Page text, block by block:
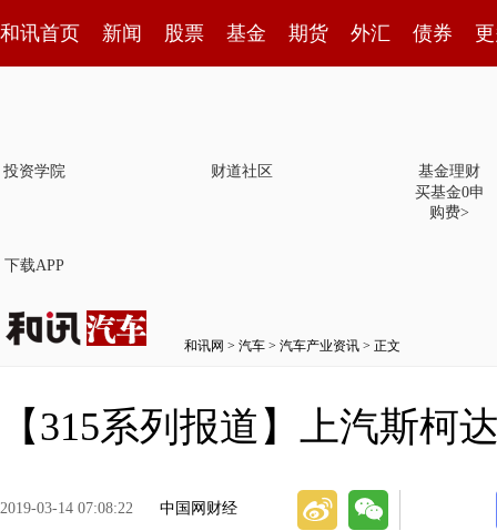
和讯首页 新闻 股票 基金 期货 外汇 债券
投资学院 财道社区
基金理财
买基金0申
购费>
下载APP
和讯网 > 汽车 > 汽车产业资讯 > 正文
【315系列报道】上汽斯柯
2019-03-14 07:08:22 中国网财经